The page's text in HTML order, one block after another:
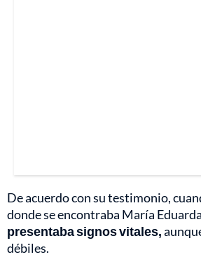
De acuerdo con su testimonio,
donde se encontraba María
presentaba signos vitales,
débiles.